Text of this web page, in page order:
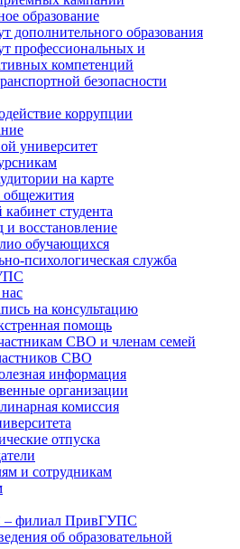
образование
дополнительного образования
профессиональных и
компетенций
безопасности
коррупции
университет
на карте
общежития
студента
и восстановление
обучающихся
психологическая служба
на консультацию
помощь
СВО и членам семей
СВО
информация
организации
комиссия
отпуска
и сотрудникам
филиал ПривГУПС
об образовательной